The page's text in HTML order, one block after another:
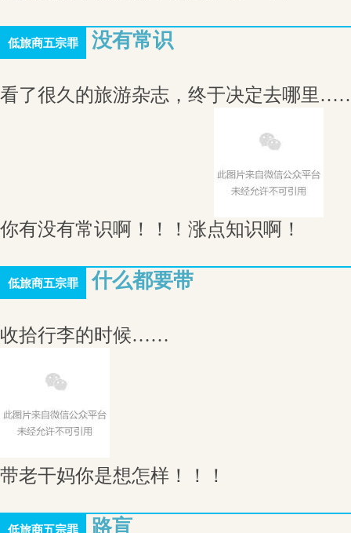
低旅商五宗罪 没有常识
看了很久的旅游杂志，终于决定去哪里
你有没有常识啊！！！涨点知识啊！
低旅商五宗罪 什么都要带
收拾行李的时候……
带老干妈你是想怎样！！！
低旅商五宗罪 路盲